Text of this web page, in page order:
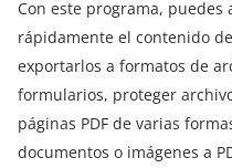
Con este programa,
rápidamente el contenido
exportarlos a formatos de
formularios, proteger
páginas PDF de varias
documentos o imágenes a